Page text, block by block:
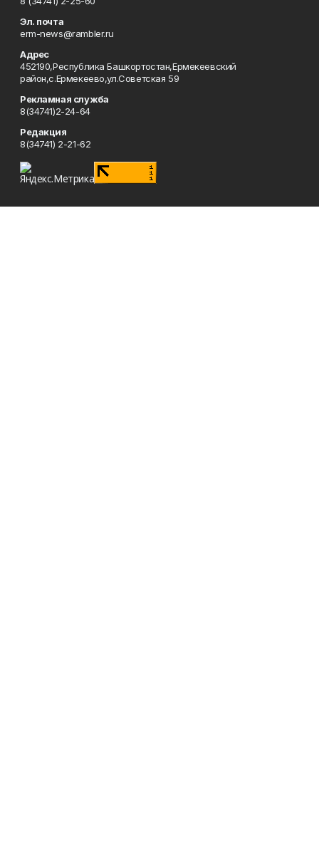
Эл. почта
erm-news@rambler.ru
Адрес
452190,Республика Башкортостан,Ермекеевский
район,с.Ермекеево,ул.Советская 59
Рекламная служба
8(34741)2-24-64
Редакция
8(34741) 2-21-62